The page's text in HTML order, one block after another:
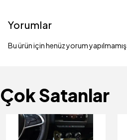
Yorumlar
Bu ürün için henüz yorum yapılmamış.
Çok Satanlar